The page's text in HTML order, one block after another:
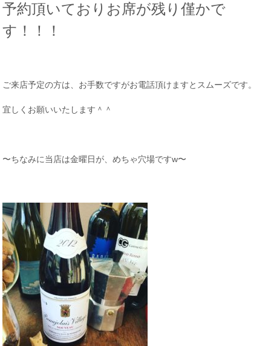
予約頂いておりお席が残り僅かで
す！！！
ご来店予定の方は、お手数ですがお電話頂けますとスムーズです。
宜しくお願いいたします＾＾
〜ちなみに当店は金曜日が、めちゃ穴場ですw〜